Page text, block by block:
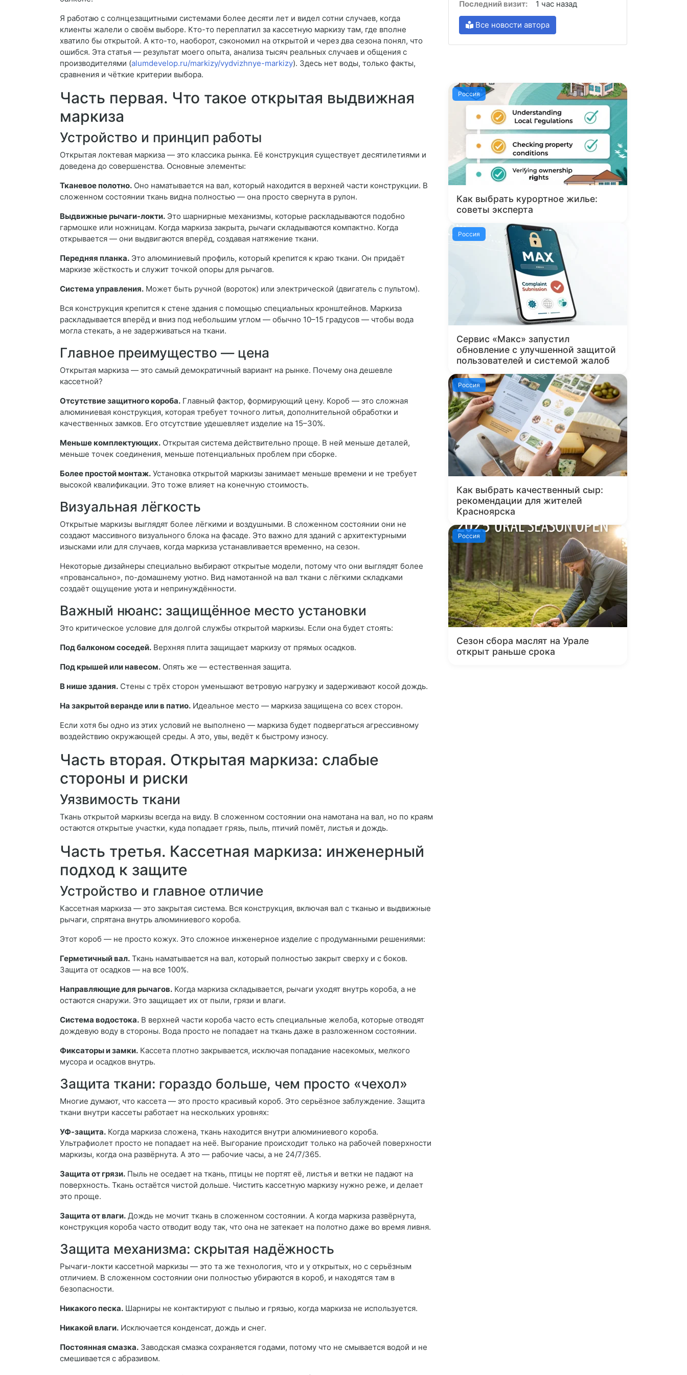
Я работаю с солнцезащитными системами более десяти лет и видел сотни случаев, когда
клиенты жалели о своём выборе. Кто-то переплатил за кассетную маркизу там, где вполне
хватило бы открытой. А кто-то, наоборот, сэкономил на открытой и через два сезона понял, что
ошибся. Эта статья — результат моего опыта, анализа тысяч реальных случаев и общения с
производителями (alumdevelop.ru/markizy/vydvizhnye-markizy). Здесь нет воды, только факты,
сравнения и чёткие критерии выбора.
Часть первая. Что такое открытая выдвижная
маркиза
Устройство и принцип работы
Открытая локтевая маркиза — это классика рынка. Её конструкция существует десятилетиями и
доведена до совершенства. Основные элементы:
Тканевое полотно. Оно наматывается на вал, который находится в верхней части конструкции. В
сложенном состоянии ткань видна полностью — она просто свернута в рулон.
Выдвижные рычаги-локти. Это шарнирные механизмы, которые раскладываются подобно
гармошке или ножницам. Когда маркиза закрыта, рычаги складываются компактно. Когда
открывается — они выдвигаются вперёд, создавая натяжение ткани.
Передняя планка. Это алюминиевый профиль, который крепится к краю ткани. Он придаёт
маркизе жёсткость и служит точкой опоры для рычагов.
Система управления. Может быть ручной (вороток) или электрической (двигатель с пультом).
Вся конструкция крепится к стене здания с помощью специальных кронштейнов. Маркиза
раскладывается вперёд и вниз под небольшим углом — обычно 10–15 градусов — чтобы вода
могла стекать, а не задерживаться на ткани.
Главное преимущество — цена
Открытая маркиза — это самый демократичный вариант на рынке. Почему она дешевле
кассетной?
Отсутствие защитного короба. Главный фактор, формирующий цену. Короб — это сложная
алюминиевая конструкция, которая требует точного литья, дополнительной обработки и
качественных замков. Его отсутствие удешевляет изделие на 15–30%.
Меньше комплектующих. Открытая система действительно проще. В ней меньше деталей,
меньше точек соединения, меньше потенциальных проблем при сборке.
Более простой монтаж. Установка открытой маркизы занимает меньше времени и не требует
высокой квалификации. Это тоже влияет на конечную стоимость.
Визуальная лёгкость
Открытые маркизы выглядят более лёгкими и воздушными. В сложенном состоянии они не
создают массивного визуального блока на фасаде. Это важно для зданий с архитектурными
изысками или для случаев, когда маркиза устанавливается временно, на сезон.
Некоторые дизайнеры специально выбирают открытые модели, потому что они выглядят более
«провансально», по-домашнему уютно. Вид намотанной на вал ткани с лёгкими складками
создаёт ощущение уюта и непринуждённости.
Важный нюанс: защищённое место установки
Это критическое условие для долгой службы открытой маркизы. Если она будет стоять:
Под балконом соседей. Верхняя плита защищает маркизу от прямых осадков.
Под крышей или навесом. Опять же — естественная защита.
В нише здания. Стены с трёх сторон уменьшают ветровую нагрузку и задерживают косой дождь.
На закрытой веранде или в патио. Идеальное место — маркиза защищена со всех сторон.
Если хотя бы одно из этих условий не выполнено — маркиза будет подвергаться агрессивному
воздействию окружающей среды. А это, увы, ведёт к быстрому износу.
Часть вторая. Открытая маркиза: слабые
стороны и риски
Уязвимость ткани
Ткань открытой маркизы всегда на виду. В сложенном состоянии она намотана на вал, но по краям
остаются открытые участки, куда попадает грязь, пыль, птичий помёт, листья и дождь.
Часть третья. Кассетная маркиза: инженерный
подход к защите
Устройство и главное отличие
Кассетная маркиза — это закрытая система. Вся конструкция, включая вал с тканью и выдвижные
рычаги, спрятана внутрь алюминиевого короба.
Этот короб — не просто кожух. Это сложное инженерное изделие с продуманными решениями:
Герметичный вал. Ткань наматывается на вал, который полностью закрыт сверху и с боков.
Защита от осадков — на все 100%.
Направляющие для рычагов. Когда маркиза складывается, рычаги уходят внутрь короба, а не
остаются снаружи. Это защищает их от пыли, грязи и влаги.
Система водостока. В верхней части короба часто есть специальные желоба, которые отводят
дождевую воду в стороны. Вода просто не попадает на ткань даже в разложенном состоянии.
Фиксаторы и замки. Кассета плотно закрывается, исключая попадание насекомых, мелкого
мусора и осадков внутрь.
Защита ткани: гораздо больше, чем просто «чехол»
Многие думают, что кассета — это просто красивый короб. Это серьёзное заблуждение. Защита
ткани внутри кассеты работает на нескольких уровнях:
УФ-защита. Когда маркиза сложена, ткань находится внутри алюминиевого короба.
Ультрафиолет просто не попадает на неё. Выгорание происходит только на рабочей поверхности
маркизы, когда она развёрнута. А это — рабочие часы, а не 24/7/365.
Защита от грязи. Пыль не оседает на ткань, птицы не портят её, листья и ветки не падают на
поверхность. Ткань остаётся чистой дольше. Чистить кассетную маркизу нужно реже, и делает
это проще.
Защита от влаги. Дождь не мочит ткань в сложенном состоянии. А когда маркиза развёрнута,
конструкция короба часто отводит воду так, что она не затекает на полотно даже во время ливня.
Защита механизма: скрытая надёжность
Рычаги-локти кассетной маркизы — это та же технология, что и у открытых, но с серьёзным
отличием. В сложенном состоянии они полностью убираются в короб, и находятся там в
безопасности.
Никакого песка. Шарниры не контактируют с пылью и грязью, когда маркиза не используется.
Никакой влаги. Исключается конденсат, дождь и снег.
Постоянная смазка. Заводская смазка сохраняется годами, потому что не смывается водой и не
смешивается с абразивом.
Последний визит:
1 час назад
Все новости автора
Россия
Как выбрать курортное жилье:
советы эксперта
Россия
Сервис «Макс» запустил
обновление с улучшенной защитой
пользователей и системой жалоб
Россия
Как выбрать качественный сыр:
рекомендации для жителей
Красноярска
Россия
Сезон сбора маслят на Урале
открыт раньше срока